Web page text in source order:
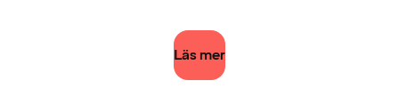
Läs mer